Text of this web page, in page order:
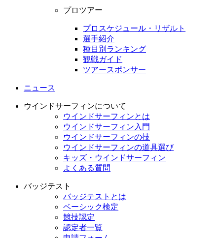
プロツアー
プロスケジュール・リザルト
選手紹介
種目別ランキング
観戦ガイド
ツアースポンサー
ニュース
ウインドサーフィンについて
ウインドサーフィンとは
ウインドサーフィン入門
ウインドサーフィンの技
ウインドサーフィンの道具選び
キッズ・ウインドサーフィン
よくある質問
バッジテスト
バッジテストとは
ベーシック検定
競技認定
認定者一覧